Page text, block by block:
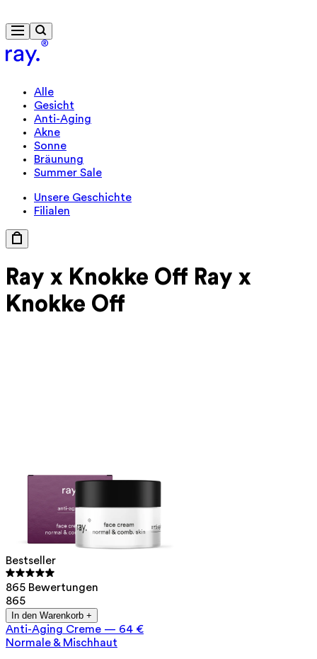
Alle
Gesicht
Anti-Aging
Akne
Sonne
Bräunung
Summer Sale
Unsere Geschichte
Filialen
Ray x Knokke Off Ray x
Knokke Off
Bestseller
865 Bewertungen
865
In den Warenkorb +
Anti-Aging Creme — 64 €
Normale & Mischhaut